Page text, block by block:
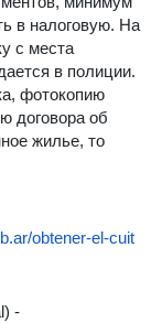
в налоговую. На
с места
в полиции.
фотокопию
договора об
жилье, то
obtener-el-cuit
-